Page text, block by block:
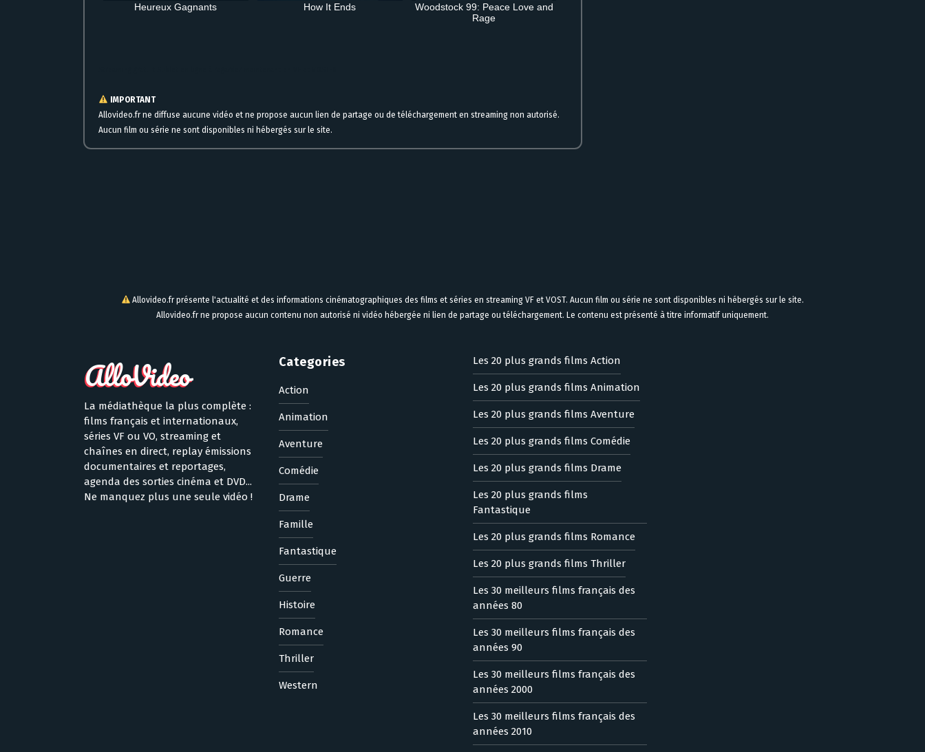
Heureux Gagnants How It Ends
Woodstock 99: Peace Love and
Rage
IMPORTANT
Allovideo.fr ne diffuse aucune vidéo et ne propose aucun lien de partage ou de téléchargement en streaming non autorisé.
Aucun film ou série ne sont disponibles ni hébergés sur le site.
Allovideo.fr présente l'actualité et des informations cinématographiques des films et séries en streaming VF et VOST. Aucun film ou série ne sont disponibles ni hébergés sur le site.
Allovideo.fr ne propose aucun contenu non autorisé ni vidéo hébergée ni lien de partage ou téléchargement. Le contenu est présenté à titre informatif uniquement.
La médiathèque la plus complète :
films français et internationaux,
séries VF ou VO, streaming et
chaînes en direct, replay émissions
documentaires et reportages,
agenda des sorties cinéma et DVD...
Ne manquez plus une seule vidéo !
Categories
Action
Animation
Aventure
Comédie
Drame
Famille
Fantastique
Guerre
Histoire
Romance
Thriller
Western
Les 20 plus grands films Action
Les 20 plus grands films Animation
Les 20 plus grands films Aventure
Les 20 plus grands films Comédie
Les 20 plus grands films Drame
Les 20 plus grands films
Fantastique
Les 20 plus grands films Romance
Les 20 plus grands films Thriller
Les 30 meilleurs films français des
années 80
Les 30 meilleurs films français des
années 90
Les 30 meilleurs films français des
années 2000
Les 30 meilleurs films français des
années 2010